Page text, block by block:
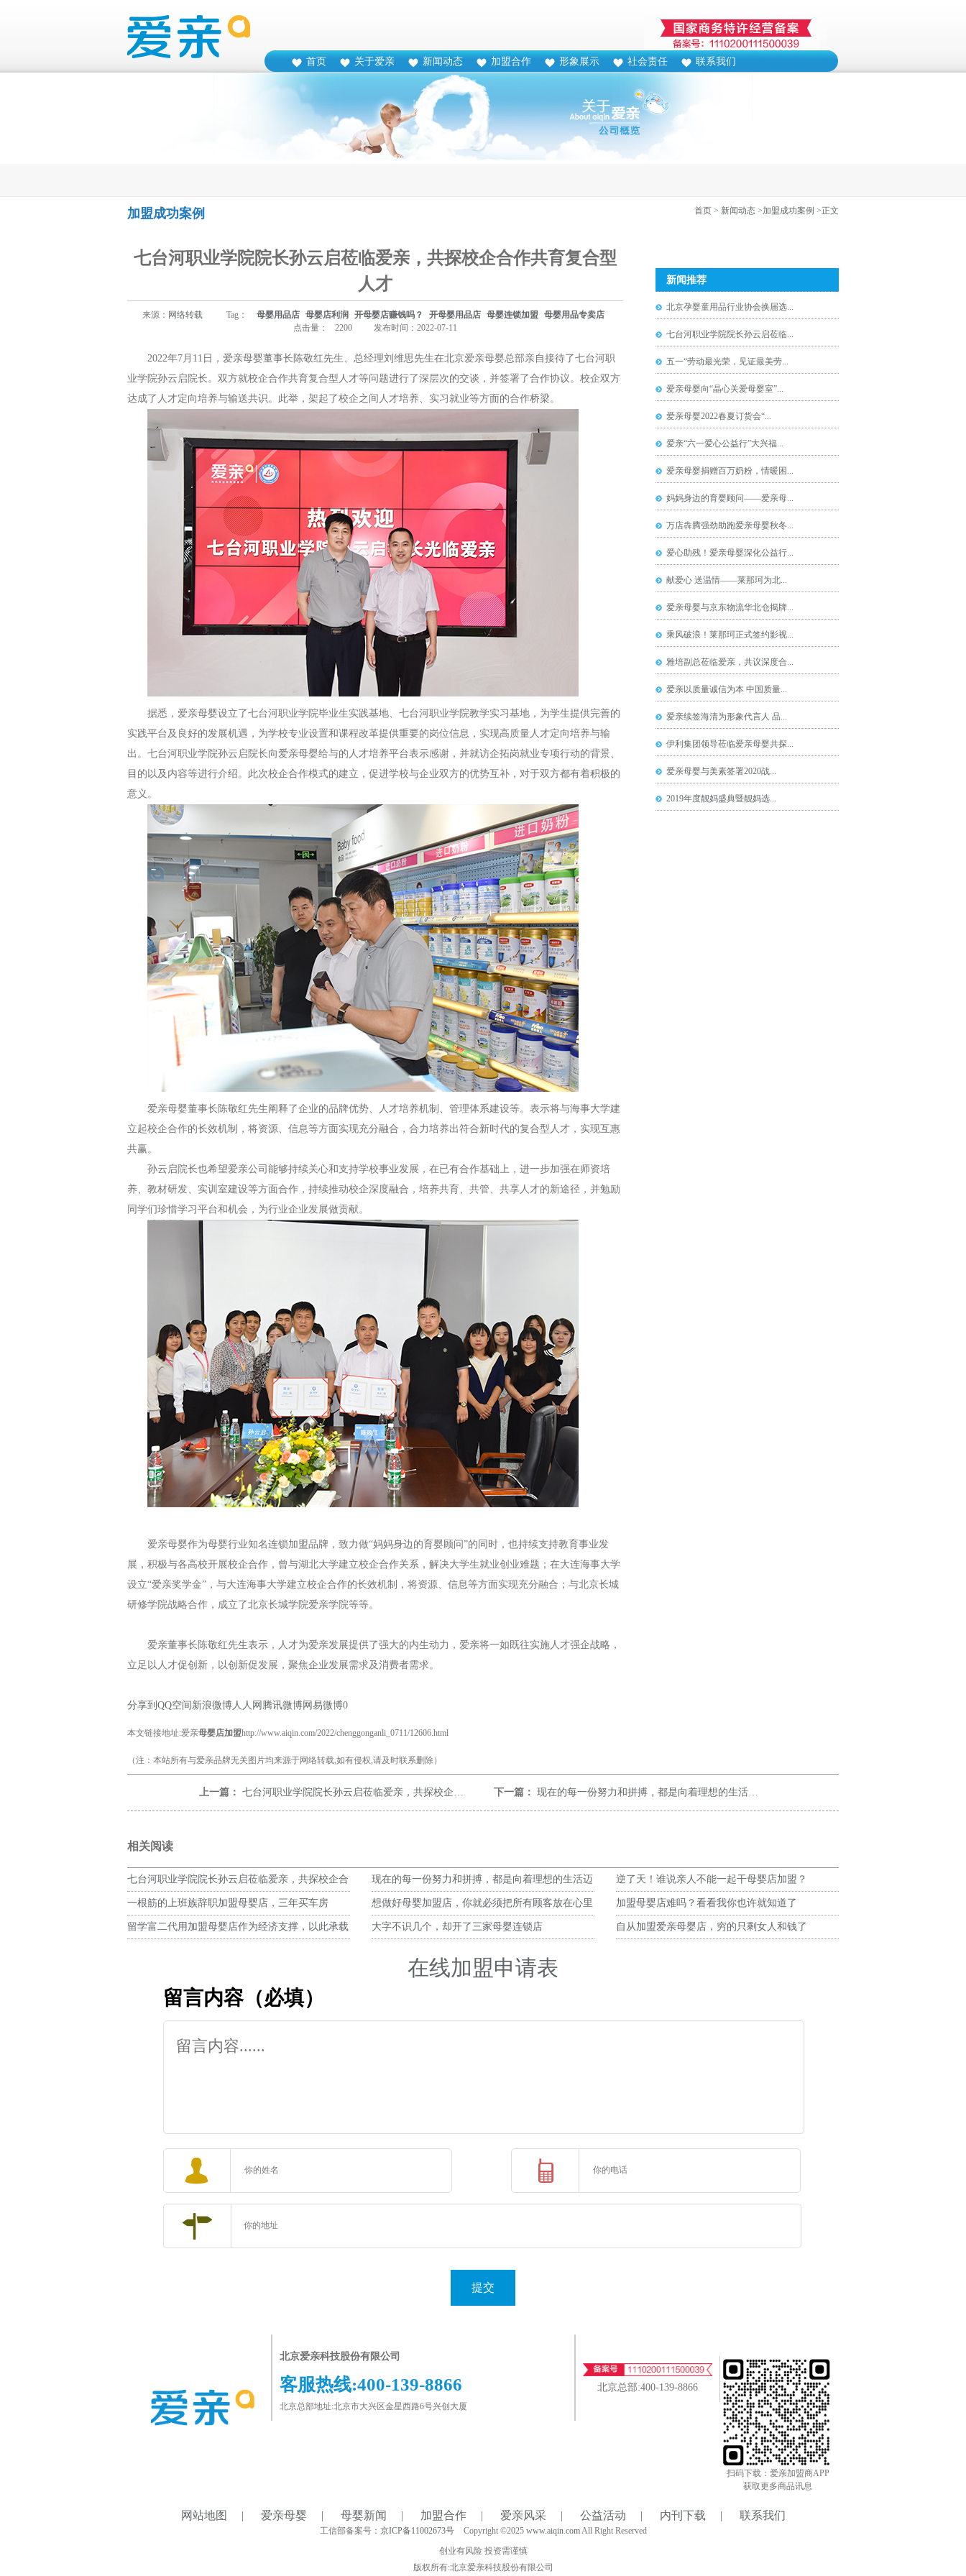
首页 关于爱亲 新闻动态 加盟合作 形象展示 社会责任 联系我们
加盟成功案例 首页 > 新闻动态 >加盟成功案例 >正文
七台河职业学院院长孙云启莅临爱亲，共探校企合作共育复合型
人才
来源： 网络转载 Tag： 母婴用品店 母婴店利润 开母婴店赚钱吗？ 开母婴用品店 母婴连锁加盟
母婴用品专卖店
点击量：
2200 发布时间：2022-07-11
2022年7月 11 日，爱亲母婴董事长陈敬红先生、总经理刘维思先生在北京爱亲母婴总部亲自接待了七台河职
业学院孙云启院长。双方就校企合作共育复合型人才等问题进行了深层次的交谈，并签署了合作协议。 校企双方
达成了人才定向培养与输送共识。 此举，架起了校企之间人才培养、实习就业等方面的合作桥梁。
据悉，爱亲母婴设立了七台河职业学院毕业生实践基地、 七台河职业学院教学实习基地，为学生提供完善的
实践平台及良好的发展机遇，为学校专业设置和课程改革提供重要的岗位信息，实现高质量人才定向培养与输
出。 七台河职业学院孙云启 院长向爱亲母婴给与的人才培养平台表示感谢，并就访企拓岗就业专项行动的背景、
目的以及内容等进行介绍。此次校企合作模式的建立，促进学校与企业双方的优势互补，对于双方都有着积极的
意义。
爱亲母婴董事长陈敬红先生阐释了企业的品牌优势、人才培养机制、管理体系建设等。表示将与海事大学建
立起校企合作的长效机制，将资源、信息等方面实现充分融合，合力培养出符合新时代的复合型人才，实现互惠
共赢。
孙云启院长也希望爱亲公司能够持续关心和支持学校事业发展，在已有合作基础上，进一步加强在师资培
养、教材研发、实训室建设等方面合作，持续推动校企深度融合，培养共育、共管、共享人才的新途径，并勉励
同学们珍惜学习平台和机会，为行业企业发展做贡献。
爱亲母婴作为母婴行业知名连锁加盟品牌，致力做“妈妈身边的育婴顾问”的同时，也持续支持教育事业发
展，积极与各高校开展校企合作，曾与湖北大学建立校企合作关系，解决大学生就业创业难题；在大连海事大学
设立“爱亲奖学金” ， 与大连海事大学建立校企合作的长效机制，将资源、信息等方面实现充分融合；与北京长城
研修学院战略合作，成立了北京长城学院爱亲学院等等。
爱亲董事长陈敬红先生表示，人才为爱亲发展提供了强大的内生动力，爱亲将一如既往实施人才强企战略，
立足以人才促创新，以创新促发展，聚焦企业发展需求及消费者需求。
分享到 QQ空间 新浪微博人人网 腾讯微博网易微博0
新闻推荐
北京孕婴童用品行业协会换届选...
七台河职业学院院长孙云启莅临...
五一“劳动最光荣，见证最美劳...
爱亲母婴向“晶心关爱母婴室”...
爱亲母婴2022春夏订货会“...
爱亲“六一爱心公益行”大兴福...
爱亲母婴捐赠百万奶粉，情暖困...
妈妈身边的育婴顾问——爱亲母...
万店犇腾强劲助跑爱亲母婴秋冬...
爱心助残！爱亲母婴深化公益行...
献爱心 送温情——莱那珂为北...
爱亲母婴与京东物流华北仓揭牌...
乘风破浪！莱那珂正式签约影视...
雅培副总莅临爱亲，共议深度合...
爱亲以质量诚信为本 中国质量...
爱亲续签海清为形象代言人 品...
伊利集团领导莅临爱亲母婴共探...
爱亲母婴与美素签署2020战...
2019年度靓妈盛典暨靓妈选...
本文链接地址:爱亲母婴店加盟http://www.aiqin.com/2022/chenggonganli_0711/12606.html
（注：本站所有与爱亲品牌无关图片均来源于网络转载,如有侵权,请及时联系删除）
上一篇： 七台河职业学院院长孙云启莅临爱亲，共探校企合作共育复合型人才 下一篇： 现在的每一份努力和拼搏，都是向着理想的生活迈进，勇敢向前吧！
相关阅读
七台河职业学院院长孙云启莅临爱亲，共探校企合
作共育复合型人才
现在的每一份努力和拼搏，都是向着理想的生活迈
进，勇敢向前吧！
逆了天！谁说亲人不能一起干母婴店加盟？
一根筋的上班族辞职加盟母婴店，三年买车房 想做好母婴加盟店，你就必须把所有顾客放在心里 加盟母婴店难吗？看看我你也许就知道了
留学富二代用加盟母婴店作为经济支撑，以此承载 大字不识几个，却开了三家母婴连锁店 自从加盟爱亲母婴店，穷的只剩女人和钱了
在线加盟申请表
留言内容（必填）
提交
北京爱亲科技股份有限公司
客服热线:400-139-8866
北京总部地址:北京市大兴区金星西路6号兴创大厦
北京总部:400-139-8866
扫码下载：爱亲加盟商APP
获取更多商品讯息
网站地图 | 爱亲母婴 | 母婴新闻 | 加盟合作 | 爱亲风采 | 公益活动 | 内刊下载 | 联系我们
工信部备案号： 京ICP备11002673号 Copyright ©2025 www.aiqin.comAll Right Reserved
创业有风险 投资需谨慎
版权所有:北京爱亲科技股份有限公司